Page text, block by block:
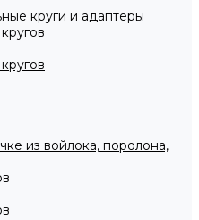
круги и адаптеры
из войлока, поролона,